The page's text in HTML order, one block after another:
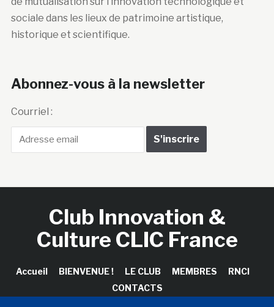
sociale dans les lieux de patrimoine artistique,
historique et scientifique.
Abonnez-vous à la newsletter
Courriel :
Club Innovation &
Culture CLIC France
Accueil BIENVENUE ! LE CLUB MEMBRES
RNCI
CONTACTS